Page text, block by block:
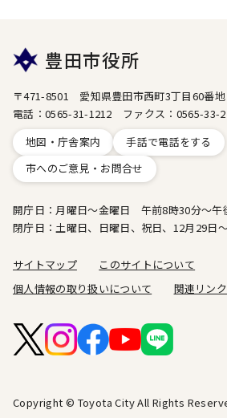
豊田市役所
〒471-8501 愛知県豊田市西町3丁目60番地
電話：0565-31-1212 ファクス：0565-33-
地図・庁舎案内
手話で電話をする
市へのご意見・お問合せ
開庁日：月曜日～金曜日 午前8時30分～午
閉庁日：土曜日、日曜日、祝日、12月29日
サイトマップ
このサイトについて
個人情報の取り扱いについて
関連リンク
Copyright © Toyota City All Rights